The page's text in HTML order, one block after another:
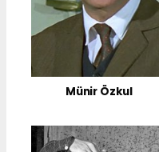
Münir Özkul